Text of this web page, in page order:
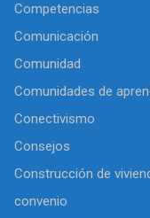
Competencias
Comunicación
Comunidad
Comunidades de
Conectivismo
Consejos
Construcción de
convenio